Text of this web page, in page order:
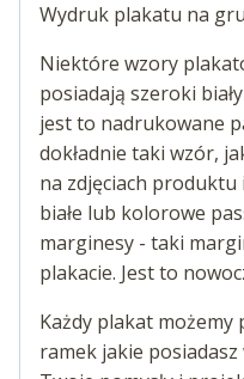
Wydruk plakatu na
Niektóre wzory
posiadają szeroki
jest to nadrukowane
dokładnie taki wzór,
na zdjęciach produktu
białe lub kolorowe
marginesy - taki
plakacie. Jest to
Każdy plakat
ramek jakie